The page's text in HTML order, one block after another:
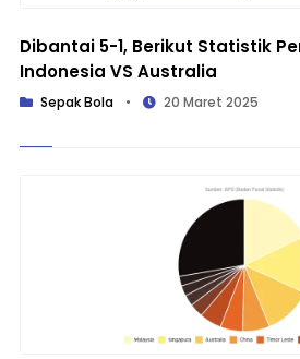
Dibantai 5-1, Berikut Statistik
Indonesia VS Australia
Sepak Bola • 20 Maret 2025